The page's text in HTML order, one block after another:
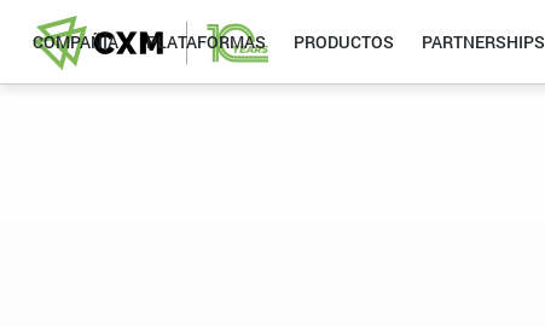
COMPAÑÍA PLATAFORMAS PRODUCTOS PARTNERSHIPS